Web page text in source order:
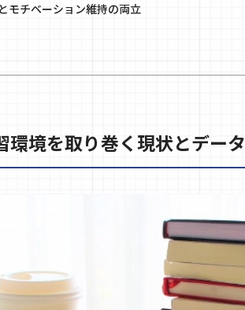
モチベーション維持の両立
環境を取り巻く現状とデータ